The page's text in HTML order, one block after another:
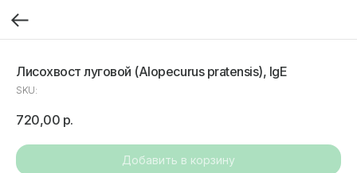
Лисохвост луговой (Alopecurus pratensis), IgE
SKU:
720,00 р.
Добавить в корзину